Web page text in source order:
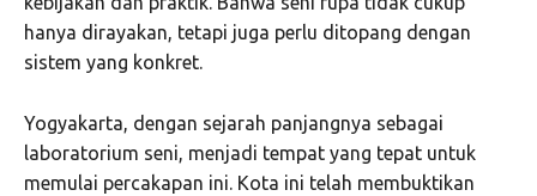
hanya dirayakan, tetapi juga perlu ditopang dengan
sistem yang konkret.
Yogyakarta, dengan sejarah panjangnya sebagai
laboratorium seni, menjadi tempat yang tepat untuk
memulai percakapan ini. Kota ini telah membuktikan